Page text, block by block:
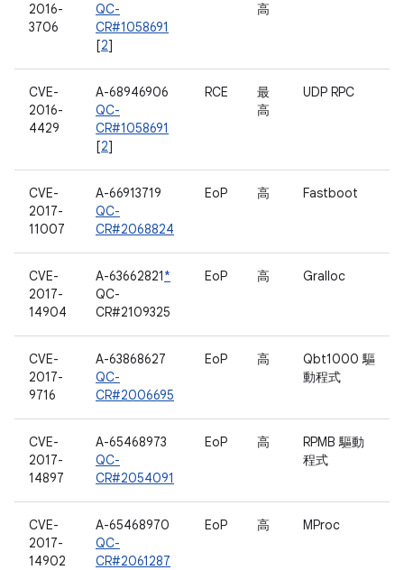
2016-
3706
QC-
CR#1058691
[2]
高
CVE-
2016-
4429
A-68946906
QC-
CR#1058691
[2]
RCE
最
高
UDP RPC
CVE-
2017-
11007
A-66913719
QC-
CR#2068824
EoP 高 Fastboot
CVE-
2017-
14904
A-63662821*
QC-
CR#2109325
EoP 高 Gralloc
CVE-
2017-
9716
A-63868627
QC-
CR#2006695
EoP 高
Qbt1000 驅
動程式
CVE-
2017-
14897
A-65468973
QC-
CR#2054091
EoP 高
RPMB 驅動
程式
CVE-
2017-
14902
A-65468970
QC-
CR#2061287
EoP 高 MProc